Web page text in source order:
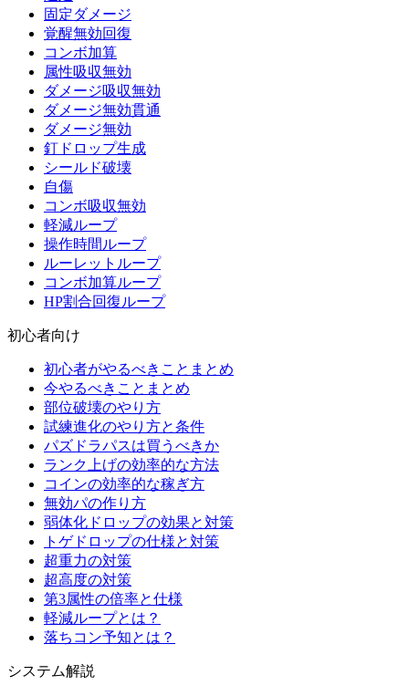
固定ダメージ
覚醒無効回復
コンボ加算
属性吸収無効
ダメージ吸収無効
ダメージ無効貫通
ダメージ無効
釘ドロップ生成
シールド破壊
自傷
コンボ吸収無効
軽減ループ
操作時間ループ
ルーレットループ
コンボ加算ループ
HP割合回復ループ
初心者向け
初心者がやるべきことまとめ
今やるべきことまとめ
部位破壊のやり方
試練進化のやり方と条件
パズドラパスは買うべきか
ランク上げの効率的な方法
コインの効率的な稼ぎ方
無効パの作り方
弱体化ドロップの効果と対策
トゲドロップの仕様と対策
超重力の対策
超高度の対策
第3属性の倍率と仕様
軽減ループとは？
落ちコン予知とは？
システム解説